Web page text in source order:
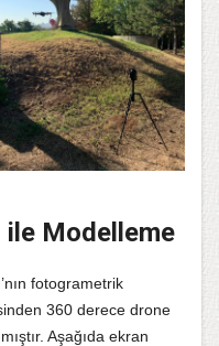
ile Modelleme
fotogrametrik
360 derece drone
Aşağıda ekran